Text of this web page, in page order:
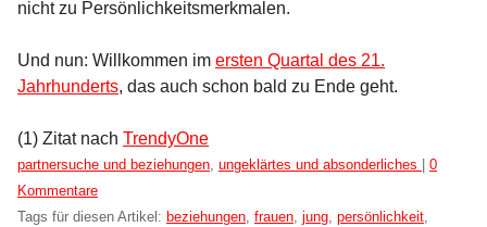
nicht zu Persönlichkeitsmerkmalen.
Und nun: Willkommen im ersten Quartal des 21.
Jahrhunderts, das auch schon bald zu Ende geht.
(1) Zitat nach TrendyOne
Kategorien:
partnersuche und beziehungen, ungeklärtes und absonderliches
0
Kommentare
Tags für diesen Artikel: beziehungen, frauen, jung, persönlichkeit,